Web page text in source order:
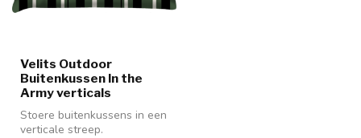
Velits Outdoor
Buitenkussen In the
Army verticals
Stoere buitenkussens in een
verticale streep.